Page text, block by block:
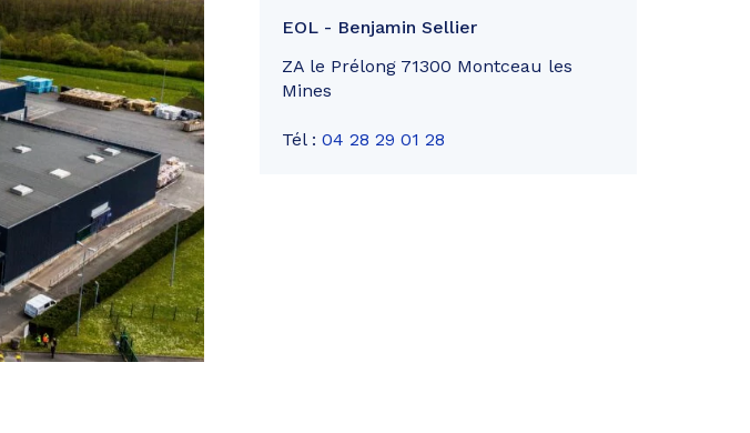
EOL - Benjamin Sellier
ZA le Prélong 71300 Montceau les
Mines
Tél : 04 28 29 01 28